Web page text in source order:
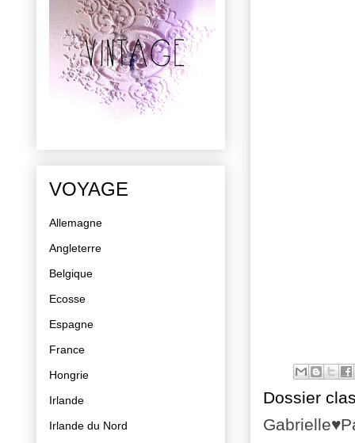
Dossier
VOYAGE
Allemagne
Angleterre
Belgique
Ecosse
Espagne
France
Hongrie
Irlande
Irlande du Nord